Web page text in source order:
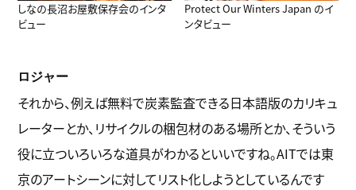
しなの長沼お屋敷保存会のインタ
ビュー
Protect Our Winters Japan のイ
ンタビュー
ロジャー
それから、例えば無料で炭素監査できる日本語版のカリキュ
レーターとか、リサイクルの梱包材のある場所とか、そういう
役に立ついろいろな道具がわかるといいですね。AITでは東
京のアートシーンに対してリスト化しようとしているんです